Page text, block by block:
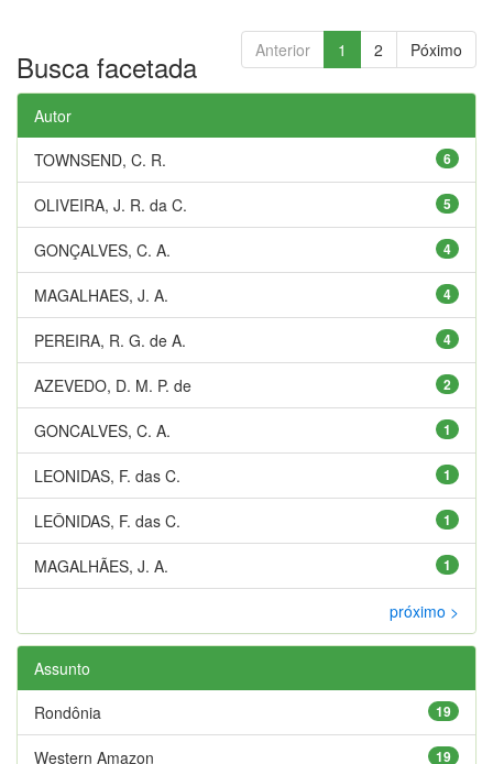
Anterior 1 2 Póximo
Busca facetada
Autor
6
TOWNSEND, C. R.
5
OLIVEIRA, J. R. da C.
4
GONÇALVES, C. A.
4
MAGALHAES, J. A.
4
PEREIRA, R. G. de A.
2
AZEVEDO, D. M. P. de
1
GONCALVES, C. A.
1
LEONIDAS, F. das C.
1
LEÔNIDAS, F. das C.
1
MAGALHÃES, J. A.
próximo >
Assunto
19
Rondônia
19
Western Amazon